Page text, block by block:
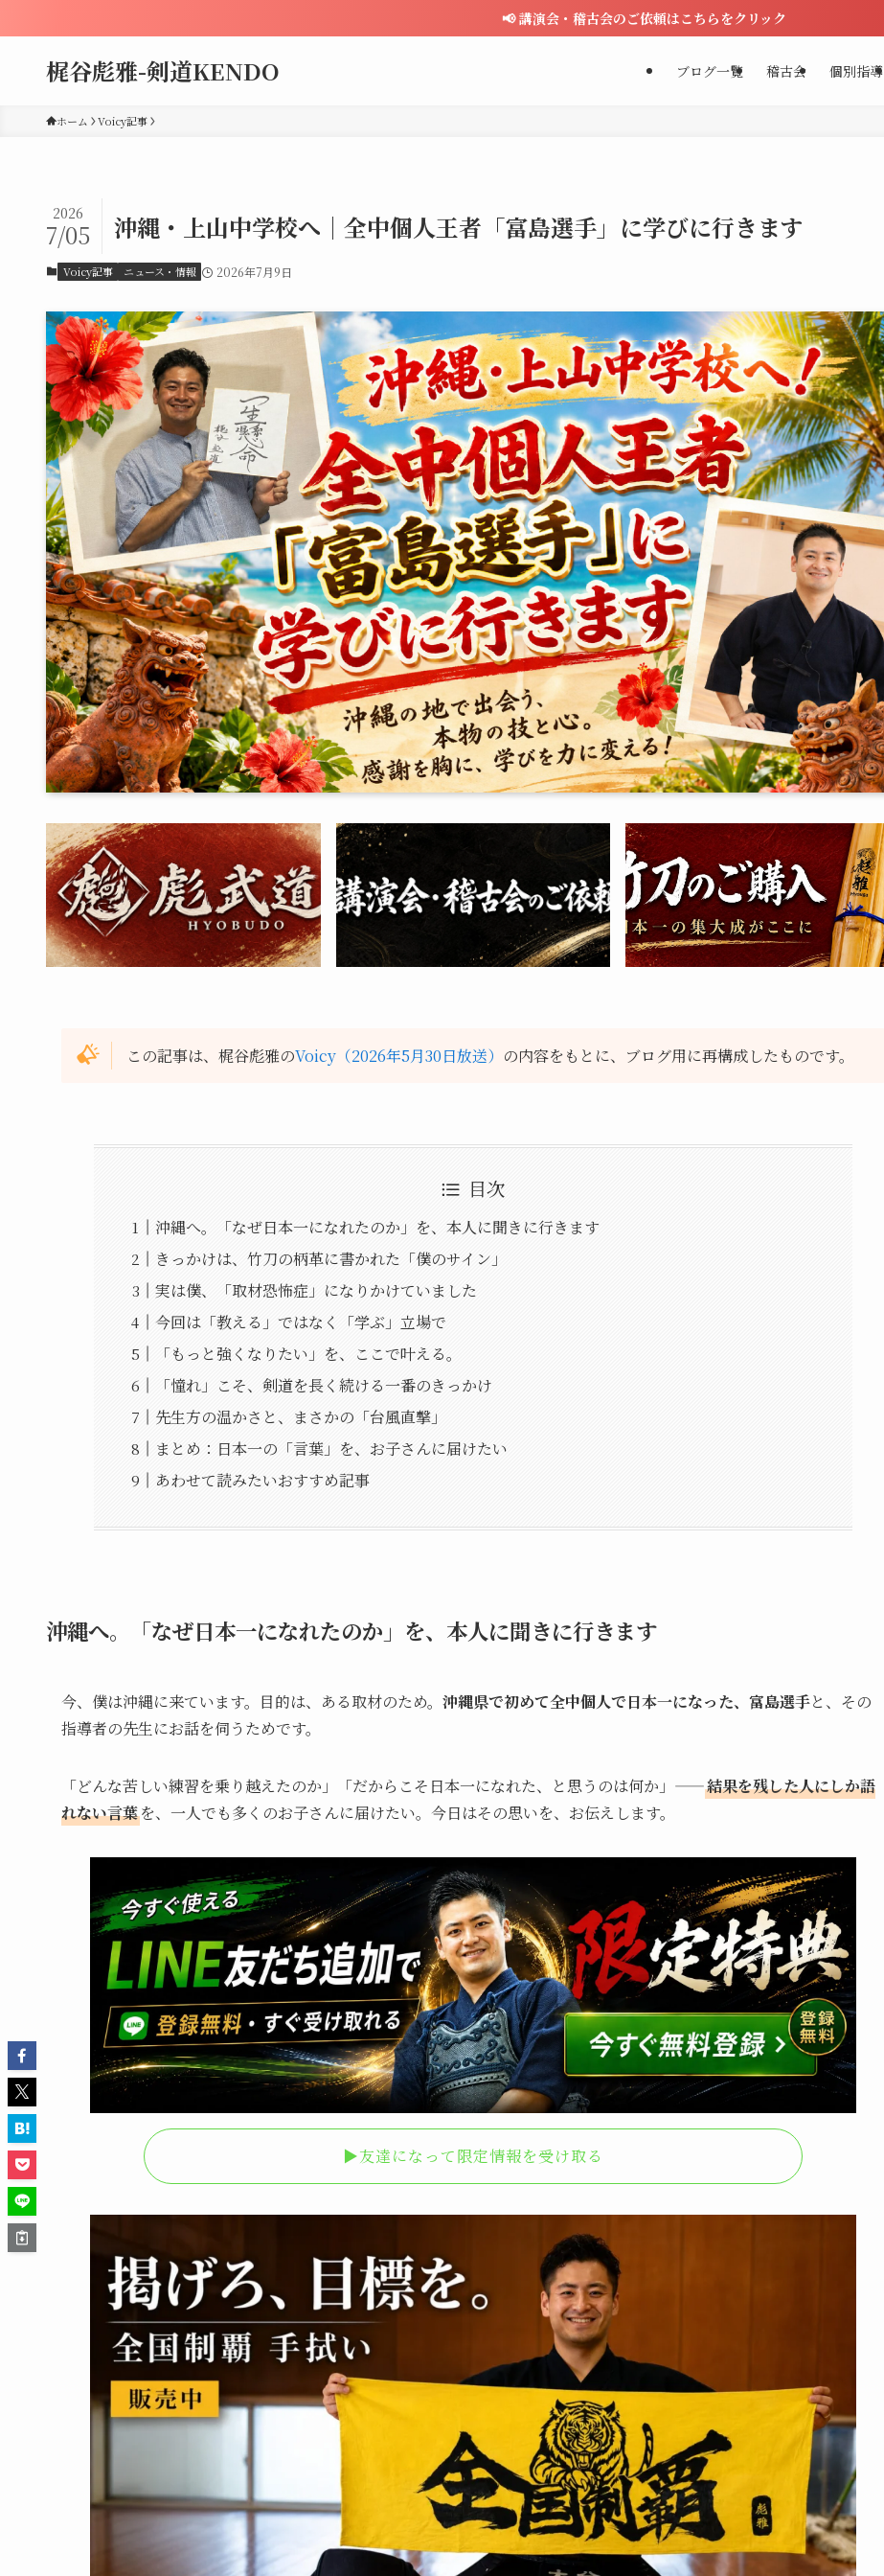
📢 講演会・稽古会のご依頼はこちらをクリック
梶谷彪雅-剣道KENDO ブログ一覧 稽古会 個別指導
ホーム Voicy記事
沖縄・上山中学校へ｜全中個人王者「富島選手」に学びに行きます
2026
7/05
Voicy記事 ニュース・情報 2026年7月9日
この記事は、梶谷彪雅のVoicy（2026年5月30日放送） の内容をもとに、ブログ用に再構成したものです。
目次
沖縄へ。「なぜ日本一になれたのか」を、本人に聞きに行きます
きっかけは、竹刀の柄革に書かれた「僕のサイン」
実は僕、「取材恐怖症」になりかけていました
今回は「教える」ではなく「学ぶ」立場で
「もっと強くなりたい」を、ここで叶える。
「憧れ」こそ、剣道を長く続ける一番のきっかけ
先生方の温かさと、まさかの「台風直撃」
まとめ：日本一の「言葉」を、お子さんに届けたい
あわせて読みたいおすすめ記事
沖縄へ。「なぜ日本一になれたのか」を、本人に聞きに行きます
今、僕は沖縄に来ています。目的は、ある取材のため。 沖縄県で初めて全中個人で日本一になった、富島選手と、その
指導者の先生にお話を伺うためです。
「どんな苦しい練習を乗り越えたのか」「だからこそ日本一になれた、と思うのは何か」——結果を残した人にしか語
れない言葉を、一人でも多くのお子さんに届けたい。今日はその思いを、お伝えします。
▶︎友達になって限定情報を受け取る